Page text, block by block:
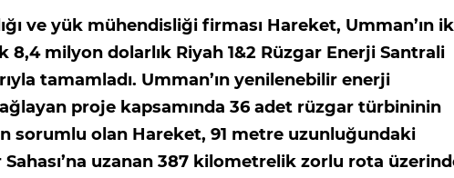
ve yük mühendisliği firması Hareket, Umman’ın
milyon dolarlık Riyah 1&2 Rüzgar Enerji Santrali
tamamladı. Umman’ın yenilenebilir enerji
proje kapsamında 36 adet rüzgar türbininin
sorumlu olan Hareket, 91 metre uzunluğundaki
Sahası’na uzanan 387 kilometrelik zorlu rota